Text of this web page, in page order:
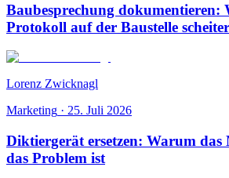
Baubesprechung dokumentieren:
Protokoll auf der Baustelle
Lorenz Zwicknagl
Marketing · 25. Juli 2026
Diktiergerät ersetzen: Warum
das Problem ist